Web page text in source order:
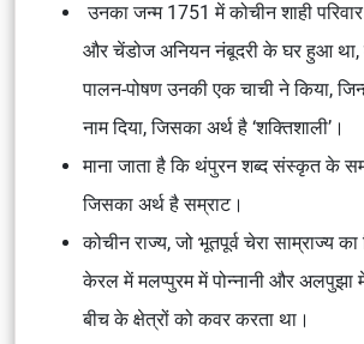
उनका जन्म 1751 में कोचीन शाही
और चेंडोज अनियन नंबूदरी के घर हुआ
पालन-पोषण उनकी एक चाची ने किया,
नाम दिया, जिसका अर्थ है ‘शक्तिशाली’।
माना जाता है कि थंपुरन शब्द संस्कृत के
जिसका अर्थ है सम्राट।
कोचीन राज्य, जो भूतपूर्व चेरा साम्राज्य
केरल में मलप्पुरम में पोन्नानी और अलपुझा
बीच के क्षेत्रों को कवर करता था।